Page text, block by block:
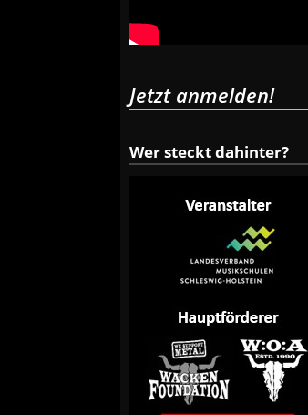
Jetzt anmelden!
Wer steckt dahinter?